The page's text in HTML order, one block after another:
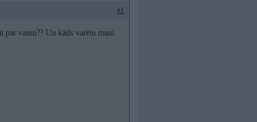
#1
par vainu?? Un kāds varētu mani